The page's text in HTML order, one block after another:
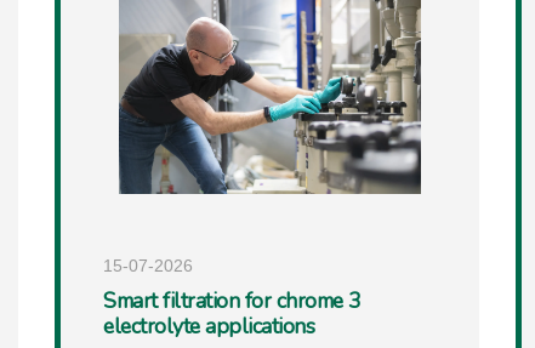
15-07-2026
Smart filtration for chrome 3
electrolyte applications